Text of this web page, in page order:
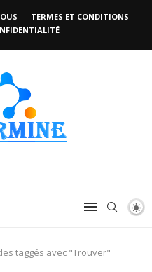
TERMES ET CONDITIONS
taggés avec "Trouver"